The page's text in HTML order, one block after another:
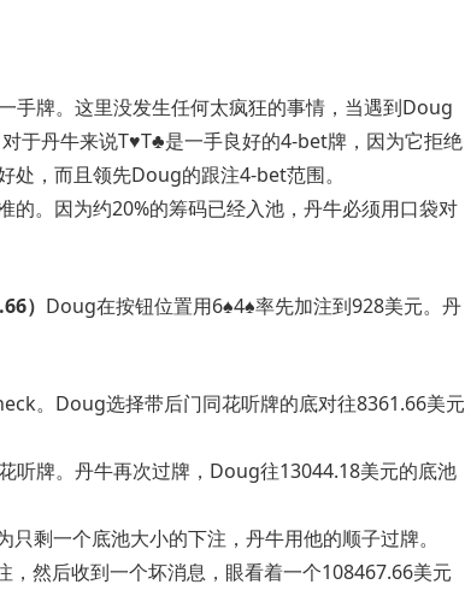
手牌。这里没发生任何太疯狂的事情，当遇到Doug
于丹牛来说T♥T♣是一手良好的4-bet牌，因为它拒绝
，而且领先Doug的跟注4-bet范围。
。因为约20%的筹码已经入池，丹牛必须用口袋对
） Doug在按钮位置用6♠4♠率先加注到928美元。丹
。Doug选择带后门同花听牌的底对往8361.66美元
听牌。丹牛再次过牌，Doug往13044.18美元的底池
剩一个底池大小的下注，丹牛用他的顺子过牌。
然后收到一个坏消息，眼看着一个108467.66美元